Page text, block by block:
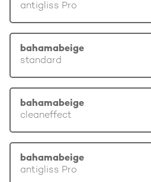
antigliss Pro
bahamabeige
standard
bahamabeige
cleaneffect
bahamabeige
antigliss Pro